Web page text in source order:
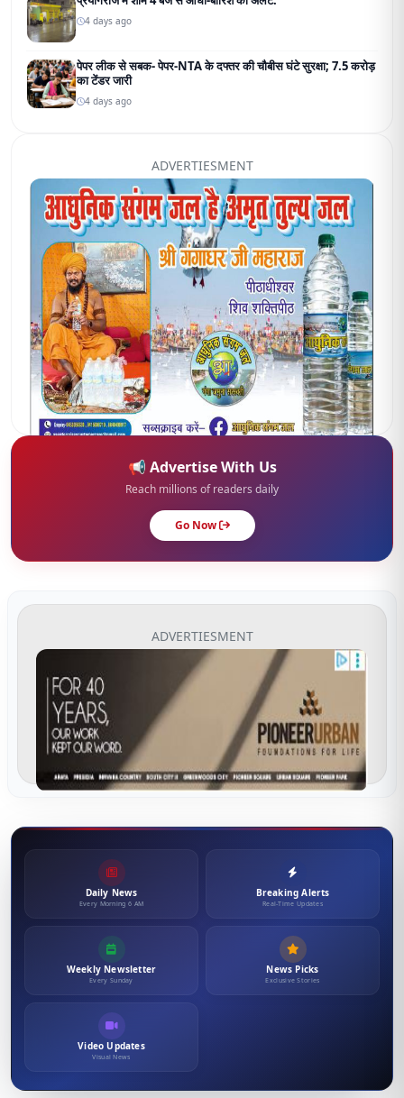
4 days ago
पेपर लीक से सबक- पेपर-NTA के दफ्तर की चौबीस घंटे सुरक्षा; 7.5 करोड़
का टेंडर जारी
4 days ago
ADVERTIESMENT
📢 Advertise With Us
Reach millions of readers daily
Go Now
ADVERTIESMENT
Daily News
Every Morning 6 AM
Breaking Alerts
Real-Time Updates
Weekly Newsletter
Every Sunday
News Picks
Exclusive Stories
Video Updates
Visual News